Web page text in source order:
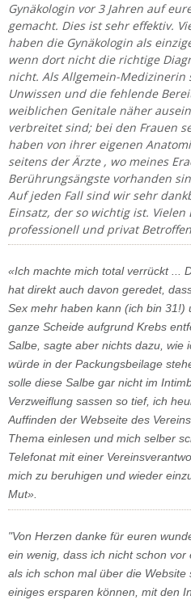
Gynäkologin vor 3 Jahren auf
gemacht. Dies ist sehr effektiv.
haben die Gynäkologin als
wenn dort nicht die richtige
nicht. Als Allgemein-Medizinerin
Unwissen und die fehlende
weiblichen Genitale näher
verbreitet sind; bei den Frauen
haben von ihrer eigenen
seitens der Ärzte , wo meines
Berührungsängste vorhanden
Auf jeden Fall sind wir sehr
Einsatz, der so wichtig ist.
professionell und privat
«Ich machte mich total verrückt ...
hat direkt auch davon geredet,
Sex mehr haben kann (ich bin 31!)
ganze Scheide aufgrund Krebs
Salbe, sagte aber nichts dazu, wie
würde in der Packungsbeilage
solle diese Salbe gar nicht im
Verzweiflung sassen so tief, ich
Auffinden der Webseite des
Thema einlesen und mich selber
Telefonat mit einer
mich zu beruhigen und wieder
Mut».
"Von Herzen danke für euren
ein wenig, dass ich nicht schon vor
als ich schon mal über die
einiges ersparen können, mit den